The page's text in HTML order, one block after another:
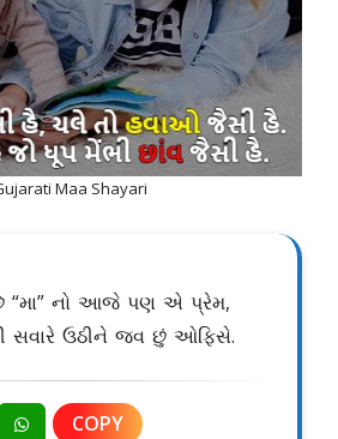
Maa Shayari
“મા” નો આજે પણ એ પ્રેમ,
સવારે ઉઠીને જવ છું ઓફિસે.
COPY